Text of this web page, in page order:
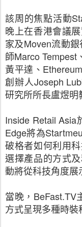
該周的焦點活動
晚上在香港會議
家及Moven流動
師Marco
黃平達、
創辦人Joseph
研究所所長盧煜明
Inside Retail Asia
Edge將為
破格者如何利用
選擇產品的方式
動將從科技角度展
當晚，BeFast.TV
方式呈現多種時裝